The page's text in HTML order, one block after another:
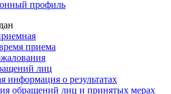
профиль
приема
лиц
информация о результатах
обращений лиц и принятых мерах